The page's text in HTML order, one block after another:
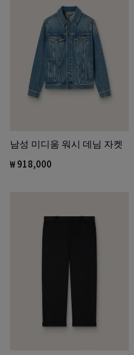
남성 미디움 워시 데님 자켓
₩ 918,000